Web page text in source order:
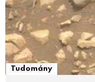
Tudomány